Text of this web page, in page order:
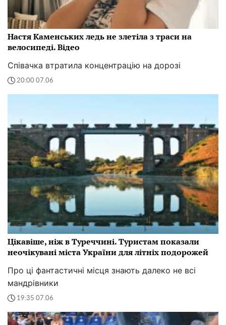
Настя Каменських ледь не злетіла з траси на
велосипеді. Відео
Співачка втратила концентрацію на дорозі
20:00 07.06
Цікавіше, ніж в Туреччині. Туристам показали
неочікувані міста України для літніх подорожей
Про ці фантастичні місця знають далеко не всі
мандрівники
19:35 07.06